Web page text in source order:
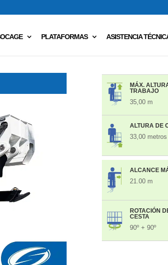
PLATAFORMAS ASISTENCIA
MÁX.
TRABAJO
35,00 m
ALTURA DE
33,00 metros
ALCANCE
21.00 m
ROTACIÓN
CESTA
90º + 90º